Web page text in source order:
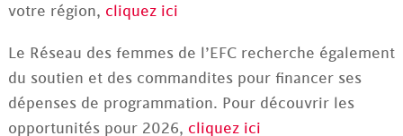
votre région, cliquez ici
Le Réseau des femmes de l’EFC recherche également
du soutien et des commandites pour financer ses
dépenses de programmation. Pour découvrir les
opportunités pour 2026, cliquez ici